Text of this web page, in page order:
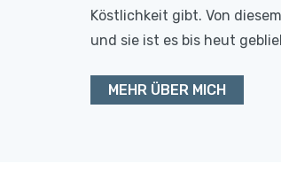
Köstlichkeit gibt. Von
und sie ist es bis heut
MEHR ÜBER MICH